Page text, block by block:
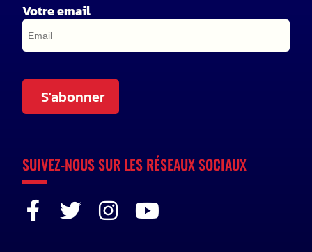
Votre email
S'abonner
SUIVEZ-NOUS SUR LES RÉSEAUX SOCIAUX